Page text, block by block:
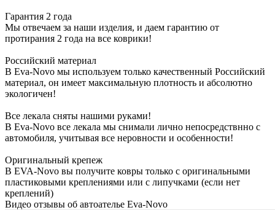
Гарантия 2 года
Мы отвечаем за наши изделия, и даем гарантию от
протирания 2 года на все коврики!
Российский материал
В Eva-Novo мы используем только качественный Российский
материал, он имеет максимальную плотность и абсолютно
экологичен!
Все лекала сняты нашими руками!
В Eva-Novo все лекала мы снимали лично непосредствнно с
автомобиля, учитывая все неровности и особенности!
Оригинальный крепеж
В EVA-Novo вы получите ковры только с оригинальными
пластиковыми креплениями или с липучками (если нет
креплений)
Видео отзывы об автоателье Eva-Novo